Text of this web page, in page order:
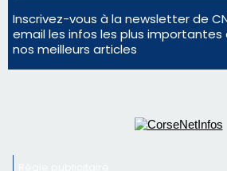
Nous contacter
© 2026 corsenetinfos